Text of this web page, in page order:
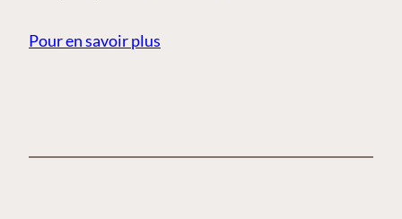
Pour en savoir plus